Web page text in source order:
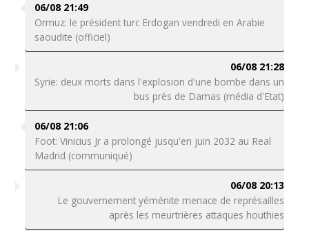
06/08 21:49
Ormuz: le président turc Erdogan vendredi en Arabie
saoudite (officiel)
06/08 21:28
Syrie: deux morts dans l'explosion d'une bombe dans un
bus près de Damas (média d'Etat)
06/08 21:06
Foot: Vinicius Jr a prolongé jusqu'en juin 2032 au Real
Madrid (communiqué)
06/08 20:13
Le gouvernement yéménite menace de représailles
après les meurtrières attaques houthies